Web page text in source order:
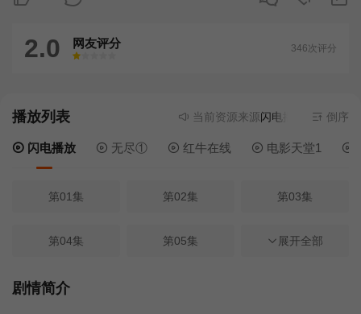
2.0 网友评分
很差
较差还行推荐
力荐
346次评分
播放列表 当前资源来源闪电播放 - 无需安装
倒序
闪电播放 无尽① 红牛在线 电影天堂1
第01集 第02集 第03集
第04集 第05集 第06集
第08集
展开全部
剧情简介